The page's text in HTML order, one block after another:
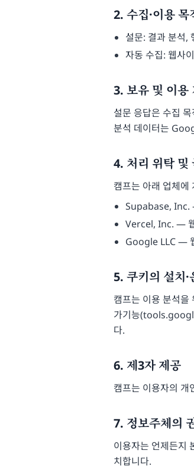
2. 수집·이용 목
설문: 결과 분석,
자동 수집: 웹사
3. 보유 및 이용
설문 응답은 수집
분석 데이터는
4. 처리 위탁 및
캠프는 아래 업체에
Supabase, Inc.
Vercel, Inc. —
Google LLC —
5. 쿠키의 설치
캠프는 이용 분석
가기능(
다.
6. 제3자 제공
캠프는 이용자의 개
7. 정보주체의
이용자는 언제든지
치합니다.